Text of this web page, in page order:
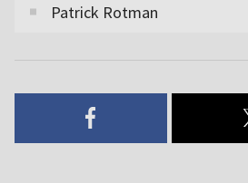
Patrick Rotman